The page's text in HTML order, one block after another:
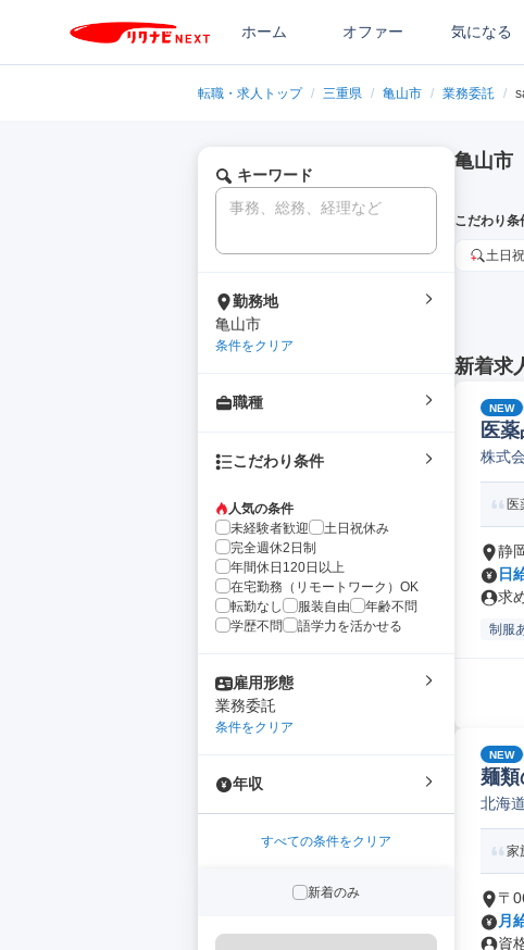
ホーム オファー 気になる
転職・求人トップ / 三重県 / 亀山市 / 業務委託 /
キーワード
勤務地
亀山市
条件をクリア
職種
こだわり条件
人気の条件
未経験者歓迎
土日祝休み
完全週休2日制
年間休日120日以上
在宅勤務（リモートワーク）OK
転勤なし
服装自由
年齢不問
学歴不問
語学力を活かせる
雇用形態
業務委託
条件をクリア
年収
すべての条件をクリア
新着のみ
亀山市
こだわり条
土日
新着求
NEW
医
株式
医
静
日
求
制服
NEW
麺類
北海
家
〒
月
資